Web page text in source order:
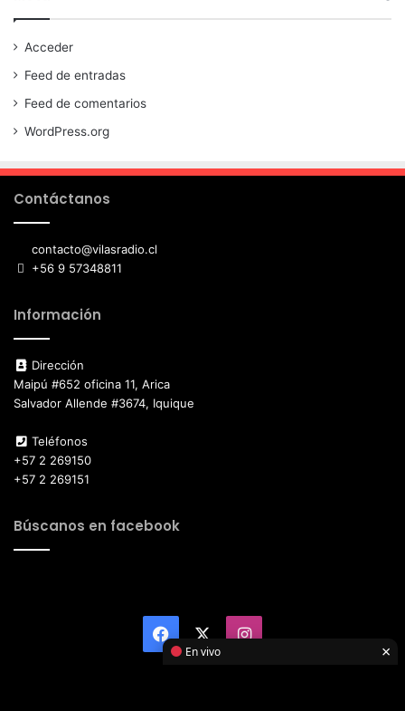
Acceder
Feed de entradas
Feed de comentarios
WordPress.org
Contáctanos
contacto@vilasradio.cl
+56 9 57348811
Información
Dirección
Maipú #652 oficina 11, Arica
Salvador Allende #3674, Iquique
Teléfonos
+57 2 269150
+57 2 269151
Búscanos en facebook
Facebook Instagram
En vivo ×